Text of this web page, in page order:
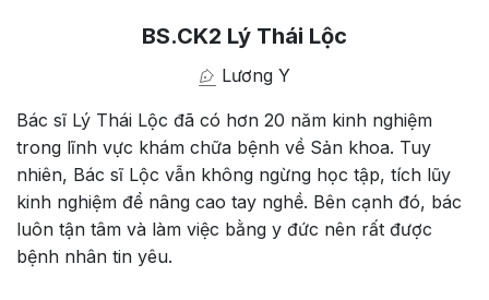
BS.CK2 Lý Thái Lộc
Lương Y
Bác sĩ Lý Thái Lộc đã có hơn 20 năm kinh nghiệm
trong lĩnh vực khám chữa bệnh về Sản khoa. Tuy
nhiên, Bác sĩ Lộc vẫn không ngừng học tập, tích lũy
kinh nghiệm để nâng cao tay nghề. Bên cạnh đó, bác
luôn tận tâm và làm việc bằng y đức nên rất được
bệnh nhân tin yêu.